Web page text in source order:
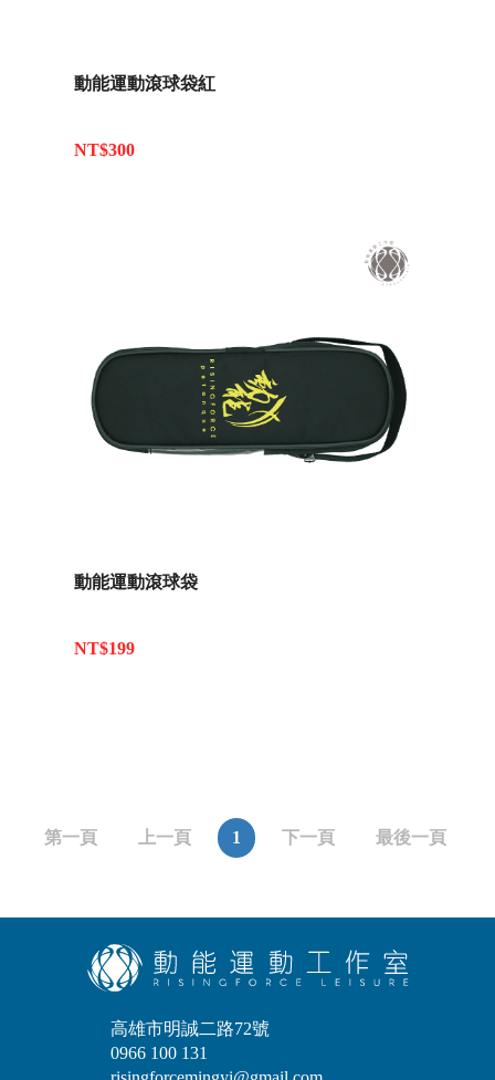
動能運動滾球袋紅
NT$300
動能運動滾球袋
NT$199
第一頁 上一頁 1 下一頁 最後一頁
高雄市明誠二路72號
0966 100 131